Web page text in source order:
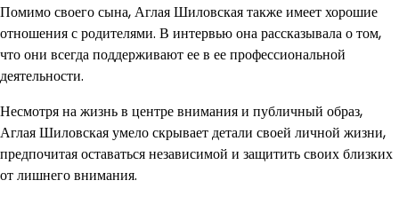
Помимо своего сына, Аглая Шиловская также имеет хорошие
отношения с родителями. В интервью она рассказывала о том,
что они всегда поддерживают ее в ее профессиональной
деятельности.
Несмотря на жизнь в центре внимания и публичный образ,
Аглая Шиловская умело скрывает детали своей личной жизни,
предпочитая оставаться независимой и защитить своих близких
от лишнего внимания.